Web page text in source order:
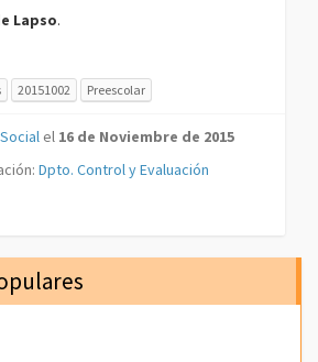
Lapso.
20151002 Preescolar
el 16 de Noviembre de 2015
Dpto. Control y Evaluación